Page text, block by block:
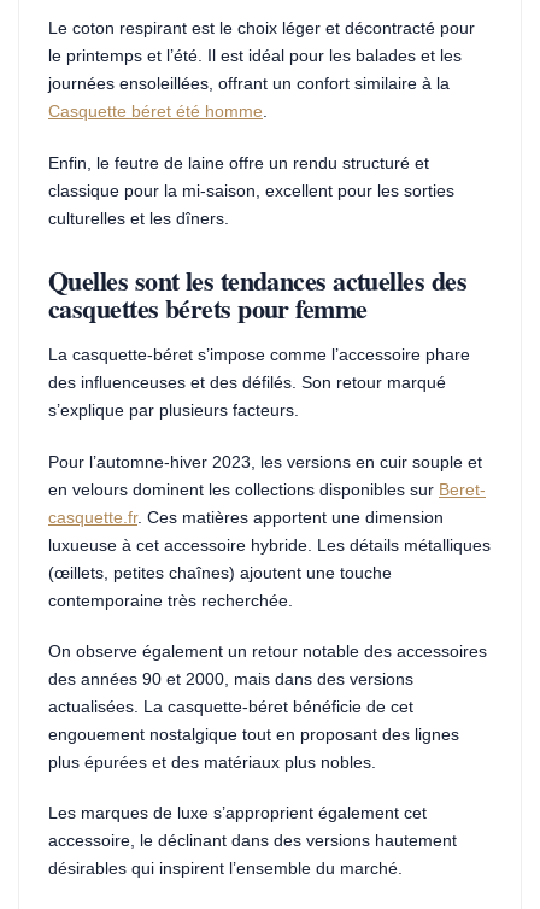
Le coton respirant est le choix léger et décontracté pour
le printemps et l’été. Il est idéal pour les balades et les
journées ensoleillées, offrant un confort similaire à la
Casquette béret été homme.
Enfin, le feutre de laine offre un rendu structuré et
classique pour la mi-saison, excellent pour les sorties
culturelles et les dîners.
Quelles sont les tendances actuelles des
casquettes bérets pour femme
La casquette-béret s’impose comme l’accessoire phare
des influenceuses et des défilés. Son retour marqué
s’explique par plusieurs facteurs.
Pour l’automne-hiver 2023, les versions en cuir souple et
en velours dominent les collections disponibles sur Beret-
casquette.fr. Ces matières apportent une dimension
luxueuse à cet accessoire hybride. Les détails métalliques
(œillets, petites chaînes) ajoutent une touche
contemporaine très recherchée.
On observe également un retour notable des accessoires
des années 90 et 2000, mais dans des versions
actualisées. La casquette-béret bénéficie de cet
engouement nostalgique tout en proposant des lignes
plus épurées et des matériaux plus nobles.
Les marques de luxe s’approprient également cet
accessoire, le déclinant dans des versions hautement
désirables qui inspirent l’ensemble du marché.